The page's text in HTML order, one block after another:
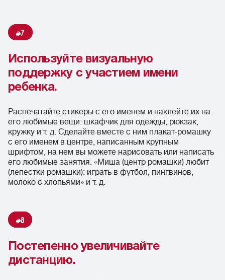
7
Используйте визуальную
поддержку с участием имени
ребенка.
Распечатайте стикеры с его именем и наклейте их на
его любимые вещи: шкафчик для одежды, рюкзак,
кружку и т. д. Сделайте вместе с ним плакат-ромашку
с его именем в центре, написанным крупным
шрифтом, на нем вы можете нарисовать или написать
его любимые занятия. «Миша (центр ромашки) любит
(лепестки ромашки): играть в футбол, пингвинов,
молоко с хлопьями» и т. д.
8
Постепенно увеличивайте
дистанцию.